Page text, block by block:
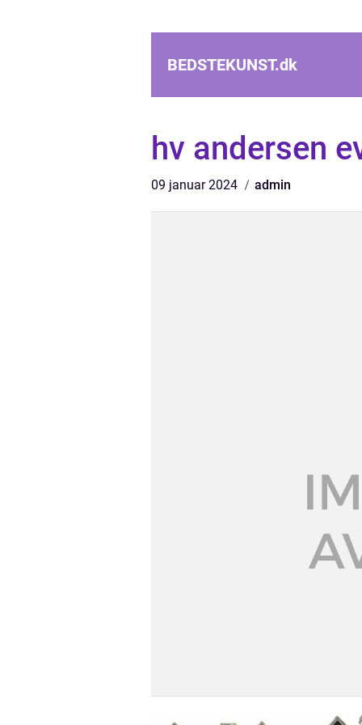
BEDSTEKUNST.dk
hv andersen
09 januar 2024 admin